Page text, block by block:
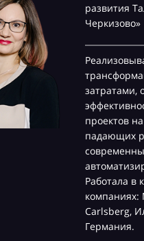
развития
Черкизово»
затратами,
проектов
падающих
Работала в
компаниях:
Carlsberg,
Германия.